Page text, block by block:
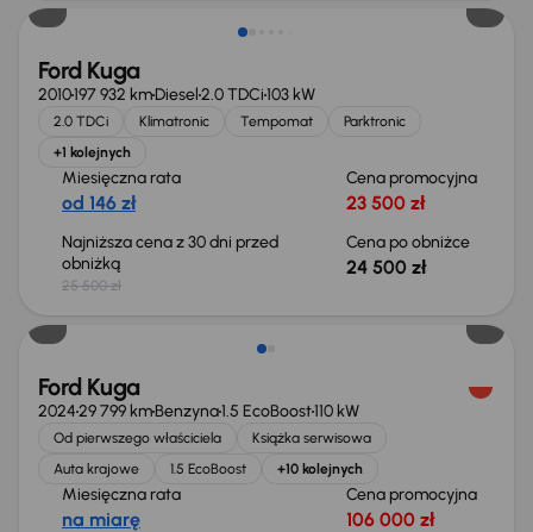
Ford Kuga
2010197 932 kmDiesel2.0 TDCi103 kW
2.0 TDCi Klimatronic Tempomat
Parktronic
+1 kolejnych
Miesięczna rata
od 146 zł
Cena promocyjna
23 500 zł
Najniższa cena z 30 dni przed
obniżką
25 500 zł
Cena po obniżce
24 500 zł
Od nowego taniej o 40 000 zł
Ford Kuga
202429 799 kmBenzyna1.5 EcoBoost110 kW
Od pierwszego właściciela
Książka serwisowa
Auta krajowe
1.5 EcoBoost +10 kolejnych
Miesięczna rata
na miarę
Cena promocyjna
106 000 zł